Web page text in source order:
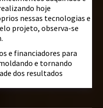
hoje
nessas tecnologias e
projeto, observa-se
e financiadores para
e tornando
dos resultados